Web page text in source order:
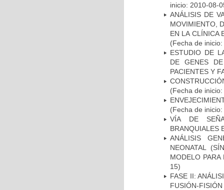
inicio: 2010-08-
ANÁLISIS DE
MOVIMIENTO,
EN LA CLÍNICA
(Fecha de
ESTUDIO DE
DE GENES
PACIENTES Y
(Fecha de
(Fecha de
VÍA DE
BRANQUIALES
ANÁLISIS
NEONATAL
MODELO
15)
FASE II:
FUSIÓN-